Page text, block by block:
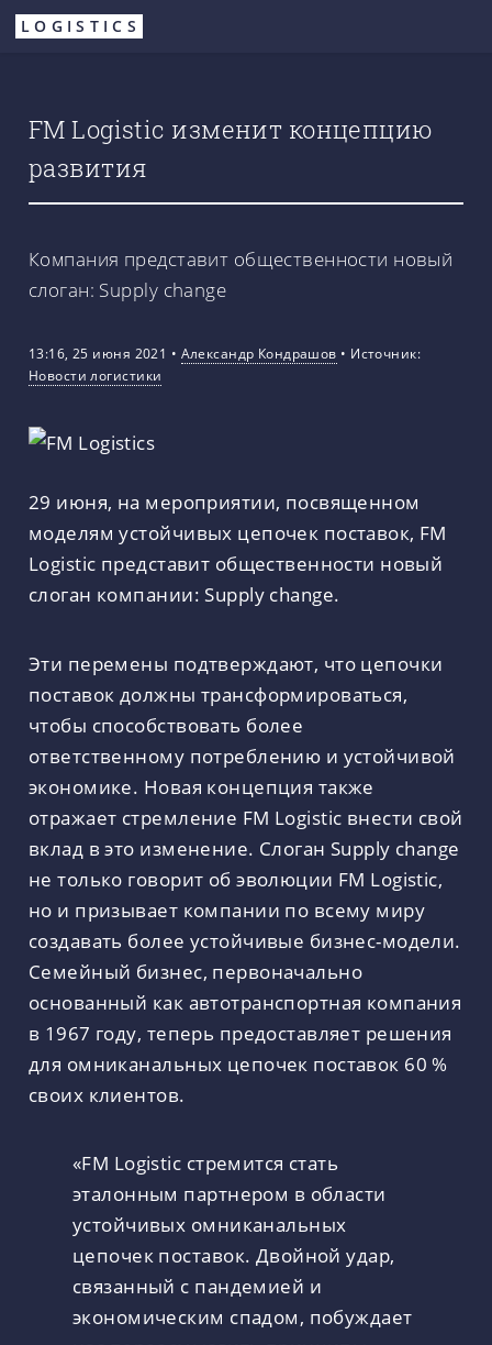
Перейти
LOGISTICS
FM Logistic изменит концепцию
развития
Компания представит общественности новый
слоган: Supply change
13:16, 25 июня 2021 • Александр Кондрашов • Источник:
Новости логистики
29 июня, на мероприятии, посвященном
моделям устойчивых цепочек поставок, FM
Logistic представит общественности новый
слоган компании: Supply change.
Эти перемены подтверждают, что цепочки
поставок должны трансформироваться,
чтобы способствовать более
ответственному потреблению и устойчивой
экономике. Новая концепция также
отражает стремление FM Logistic внести свой
вклад в это изменение. Слоган Supply change
не только говорит об эволюции FM Logistic,
но и призывает компании по всему миру
создавать более устойчивые бизнес-модели.
Семейный бизнес, первоначально
основанный как автотранспортная компания
в 1967 году, теперь предоставляет решения
для омниканальных цепочек поставок 60 %
своих клиентов.
«FM Logistic стремится стать
эталонным партнером в области
устойчивых омниканальных
цепочек поставок. Двойной удар,
связанный с пандемией и
экономическим спадом, побуждает